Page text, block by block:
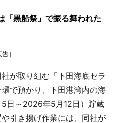
「黒船祭」で振る舞われた
告］
が取り組む「下田海底セラ
で預かり、下田港湾内の海
日～2026年5月12日）貯蔵
引き揚げ作業には、同社が